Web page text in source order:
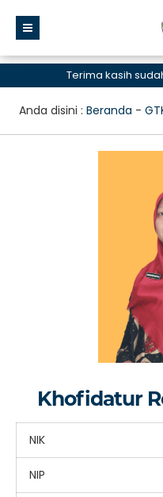
Terima kasih
Anda disini : Beranda -
Khofidatur
NIK
NIP